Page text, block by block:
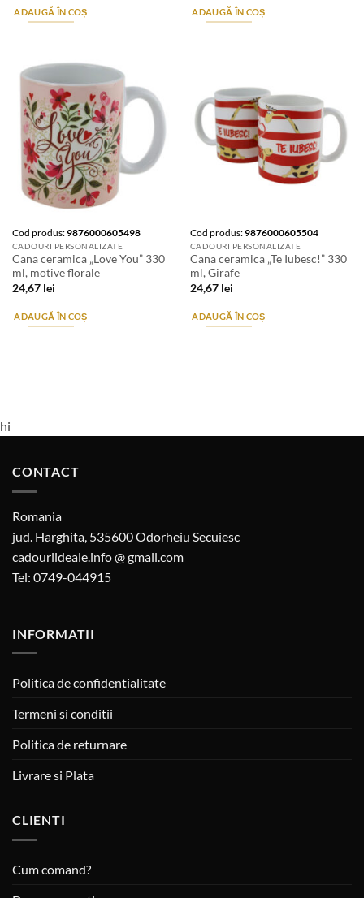
ADAUGĂ ÎN COȘ ADAUGĂ ÎN COȘ
Cod produs:9876000605498
CADOURI PERSONALIZATE
Cana ceramica „Love You” 330
ml, motive florale
24,67 lei
ADAUGĂ ÎN COȘ
Cod produs:9876000605504
CADOURI PERSONALIZATE
Cana ceramica „Te Iubesc!” 330
ml, Girafe
24,67 lei
ADAUGĂ ÎN COȘ
hi
CONTACT
Romania
jud. Harghita, 535600 Odorheiu Secuiesc
cadouriideale.info @ gmail.com
Tel: 0749-044915
INFORMATII
Politica de confidentialitate
Termeni si conditii
Politica de returnare
Livrare si Plata
CLIENTI
Cum comand?